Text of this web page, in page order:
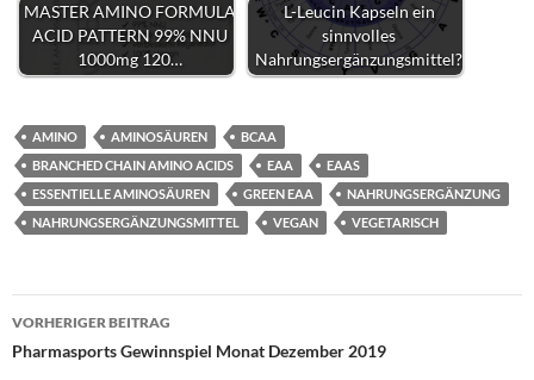
MASTER AMINO FORMULA
ACID PATTERN 99% NNU
1000mg 120…
L-Leucin Kapseln ein
sinnvolles
Nahrungsergänzungsmittel?
AMINO AMINOSÄUREN
BCAA
BRANCHED CHAIN AMINO ACIDS
EAA
EAAS
ESSENTIELLE AMINOSÄUREN
GREEN EAA
NAHRUNGSERGÄNZUNG
NAHRUNGSERGÄNZUNGSMITTEL
VEGAN VEGETARISCH
Beitragsnavigation
VORHERIGER BEITRAG
Pharmasports Gewinnspiel Monat Dezember 2019